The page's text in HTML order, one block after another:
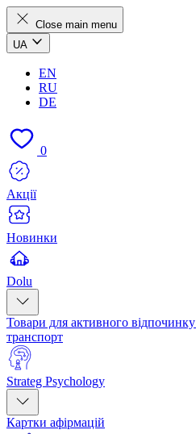
Close main menu
UA
EN
RU
DE
0
Акції
Новинки
Dolu
Товари для активного відпочинку
транспорт
Strateg Psychology
Картки афірмацій